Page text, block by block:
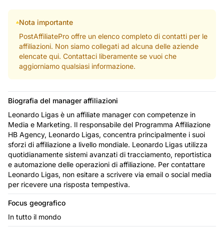
Nota importante
PostAffiliatePro offre un elenco completo di contatti per le
affiliazioni. Non siamo collegati ad alcuna delle aziende
elencate qui. Contattaci liberamente se vuoi che
aggiorniamo qualsiasi informazione.
Biografia del manager affiliazioni
Leonardo Ligas è un affiliate manager con competenze in
Media e Marketing. Il responsabile del Programma Affiliazione
HB Agency, Leonardo Ligas, concentra principalmente i suoi
sforzi di affiliazione a livello mondiale. Leonardo Ligas utilizza
quotidianamente sistemi avanzati di tracciamento, reportistica
e automazione delle operazioni di affiliazione. Per contattare
Leonardo Ligas, non esitare a scrivere via email o social media
per ricevere una risposta tempestiva.
Focus geografico
In tutto il mondo